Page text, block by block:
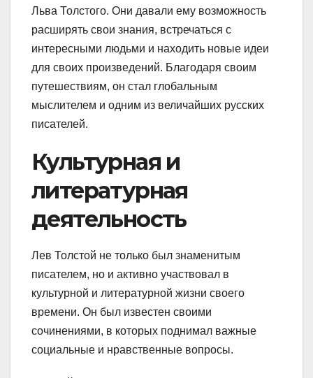
Льва Толстого. Они давали ему возможность
расширять свои знания, встречаться с
интересными людьми и находить новые идеи
для своих произведений. Благодаря своим
путешествиям, он стал глобальным
мыслителем и одним из величайших русских
писателей.
Культурная и
литературная
деятельность
Лев Толстой не только был знаменитым
писателем, но и активно участвовал в
культурной и литературной жизни своего
времени. Он был известен своими
сочинениями, в которых поднимал важные
социальные и нравственные вопросы.